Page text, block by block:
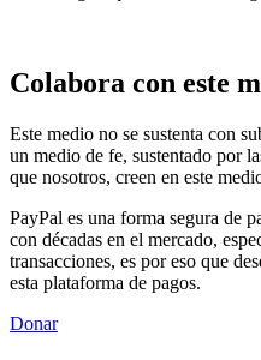
Colabora con este
Este medio no se sustenta con
un medio de fe, sustentado por
que nosotros, creen en este
PayPal es una forma segura de
con décadas en el mercado,
transacciones, es por eso que
esta plataforma de pagos.
Donar